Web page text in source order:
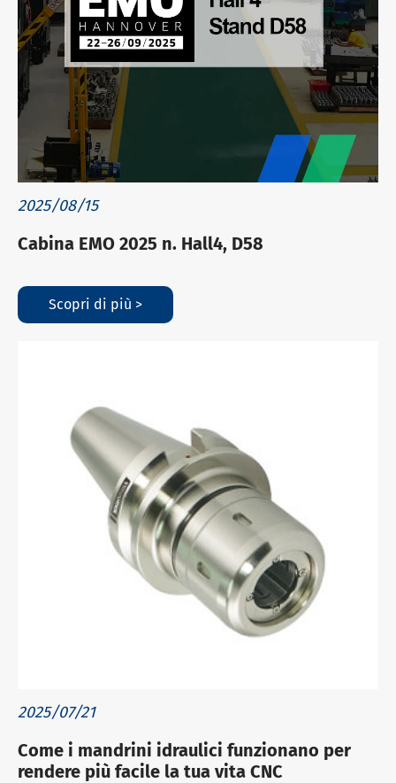
2025/08/15
Cabina EMO 2025 n. Hall4, D58
Scopri di più >
2025/07/21
Come i mandrini idraulici funzionano per
rendere più facile la tua vita CNC